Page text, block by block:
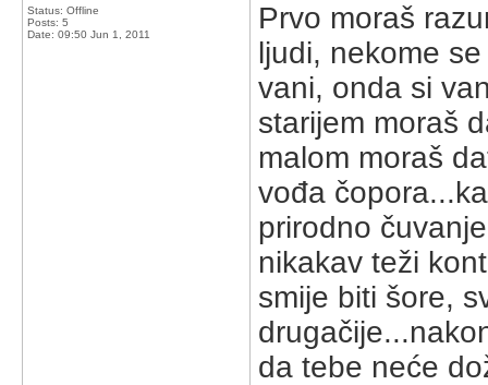
Status: Offline
Posts: 5
Date: 09:50 Jun 1, 2011
Prvo moraš
ljudi, nekome
vani, onda si
starijem moraš
malom moraš
vođa
prirodno
nikakav teži
smije biti šore,
da tebe neće